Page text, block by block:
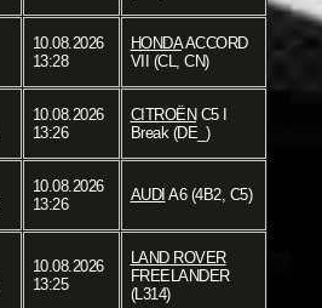
10.08.2026
13:28
HONDAACCORD
VII (CL, CN)
10.08.2026
13:26
CITROËN C5 I
Break (DE_)
10.08.2026
13:26
AUDI A6 (4B2, C5)
10.08.2026
13:25
LAND ROVER
FREELANDER
(L314)